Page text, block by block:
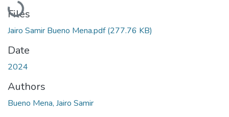
Files
Jairo Samir Bueno Mena.pdf(277.76 KB)
Date
2024
Authors
Bueno Mena, Jairo Samir